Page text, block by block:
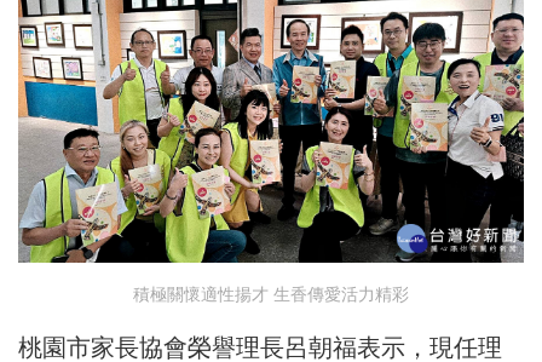
積極關懷適性揚才 生香傳愛活力精彩
桃園市家長協會榮譽理長呂朝福表示，現任理